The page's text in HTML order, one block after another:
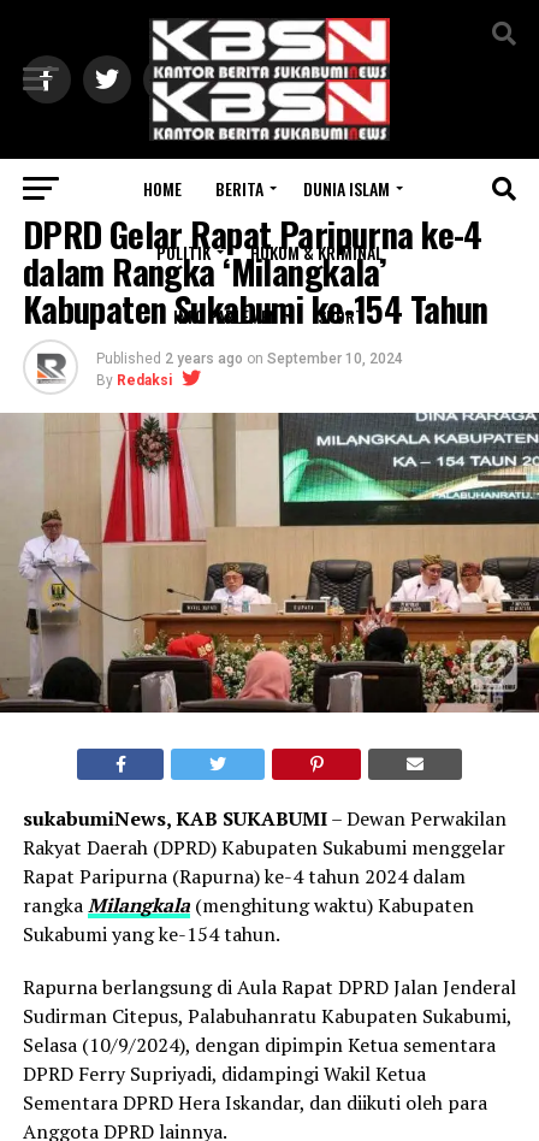
HOME BERITA DUNIA ISLAM
POLITIK HUKUM & KRIMINAL
INFO PARLEMEN SPORT
DPRD
DPRD Gelar Rapat Paripurna ke-4
dalam Rangka ‘Milangkala’
Kabupaten Sukabumi ke-154 Tahun
Published 2 years ago on September 10, 2024
By Redaksi
sukabumiNews, KAB SUKABUMI– Dewan Perwakilan
Rakyat Daerah (DPRD) Kabupaten Sukabumi menggelar
Rapat Paripurna (Rapurna) ke-4 tahun 2024 dalam
rangkaMilangkala(menghitung waktu) Kabupaten
Sukabumi yang ke-154 tahun.
Rapurna berlangsung di Aula Rapat DPRD Jalan Jenderal
Sudirman Citepus, Palabuhanratu Kabupaten Sukabumi,
Selasa (10/9/2024), dengan dipimpin Ketua sementara
DPRD Ferry Supriyadi, didampingi Wakil Ketua
Sementara DPRD Hera Iskandar, dan diikuti oleh para
Anggota DPRD lainnya.
Exit mobile version